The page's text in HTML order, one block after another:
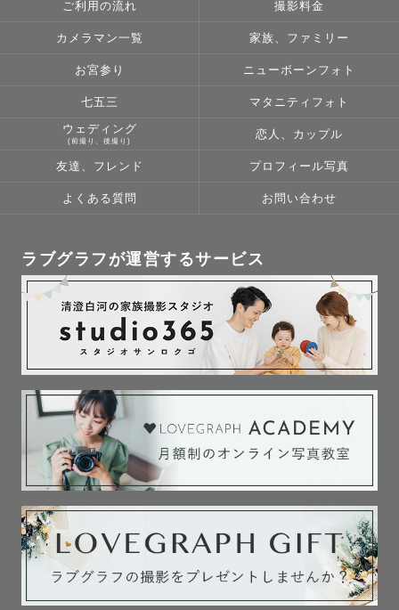
ご利用の流れ 撮影料金
カメラマン一覧 家族、ファミリー
お宮参り ニューボーンフォト
七五三 マタニティフォト
ウェディング
(前撮り、後撮り)
恋人、カップル
友達、フレンド プロフィール写真
よくある質問 お問い合わせ
ラブグラフが運営するサービス